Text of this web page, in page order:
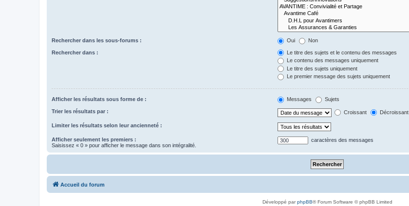
Rechercher dans les sous-forums : Oui Non
Rechercher dans :
Le titre des sujets et le contenu des messages
Le contenu des messages uniquement
Le titre des sujets uniquement
Le premier message des sujets uniquement
Afficher les résultats sous forme de : Messages Sujets
Trier les résultats par : Croissant Décroissant
Limiter les résultats selon leur ancienneté :
Afficher seulement les premiers :
Saisissez « 0 » pour afficher le message dans son intégralité.
caractères des messages
Accueil du forum
Développé parphpBB® Forum Software © phpBB Limited